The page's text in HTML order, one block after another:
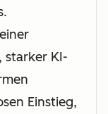
starker KI-
Einstieg,